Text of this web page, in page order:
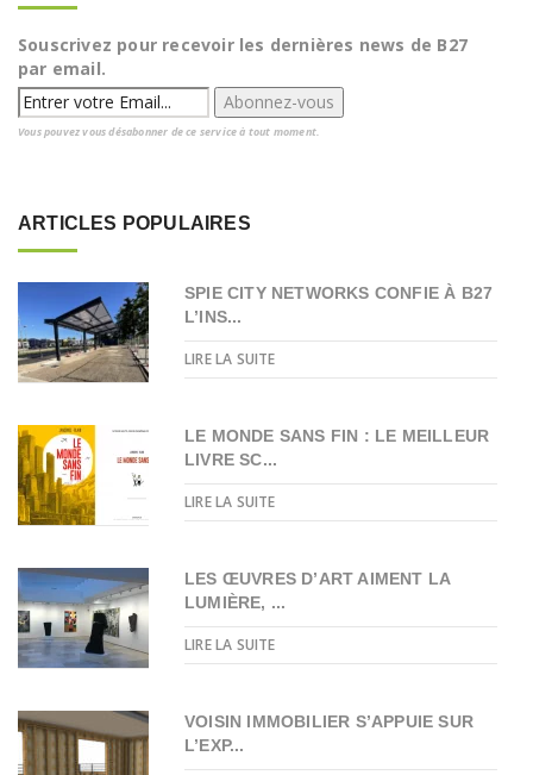
Souscrivez pour recevoir les dernières news de B27
par email.
Vous pouvez vous désabonner de ce service à tout moment.
ARTICLES POPULAIRES
SPIE CITY NETWORKS CONFIE À B27
L’INS...
LIRE LA SUITE
LE MONDE SANS FIN : LE MEILLEUR
LIVRE SC...
LIRE LA SUITE
LES ŒUVRES D’ART AIMENT LA
LUMIÈRE, ...
LIRE LA SUITE
VOISIN IMMOBILIER S’APPUIE SUR
L’EXP...